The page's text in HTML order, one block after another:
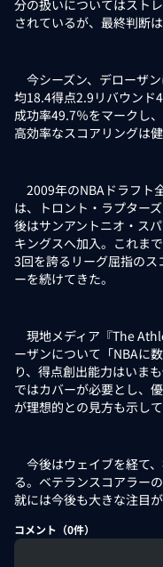
分の扱いについてはスト
されているが、最終判断
今シーズン、デローザ
均18.4得点2.9リバウンド
成功率49.7％をマークし
高効率なスコアリングは健
2009年のNBAドラフト
は、トロント・ラプター
後はサンアントニオ・ス
キングスへ加入。これま
3回を誇るリーグ屈指の
ーを続けてきた。
現地メディア『The
ーザンについて「NBAに
り、得点創出能力はいま
ではカバーが必要とし、
が理想的との見方も示して
今後はウェイブを経て
る。ベテランスコアラー
就には今後も大きな注目が
コメント（0件）